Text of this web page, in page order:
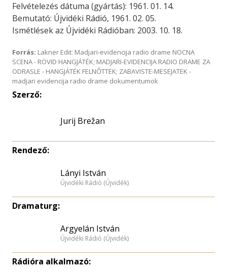
Felvételezés dátuma (gyártás): 1961. 01. 14.
Bemutató: Újvidéki Rádió, 1961. 02. 05.
Ismétlések az Újvidéki Rádióban: 2003. 10. 18.
Forrás: Lakner Edit: Madjari-evidencija radio drame NOCNA
SCENA - RÖVID HANGJÁTÉK; MADJARI-EVIDENCIJA RADIO DRAME ZA
ODRASLE - HANGJÁTÉK FELNŐTTEK; ZABAVISTE-MESEJATEK -
madjari evidencija radio drame dokumentumok
Szerző:
Jurij Brežan
Rendező:
Lányi István
Újvidéki Rádió (Újvidék)
Dramaturg:
Argyelán István
Újvidéki Rádió (Újvidék)
Rádióra alkalmazó: